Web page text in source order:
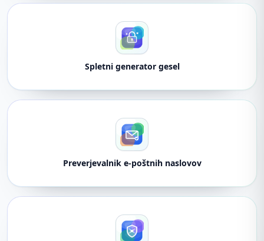
Spletni generator gesel
Preverjevalnik e-poštnih naslovov